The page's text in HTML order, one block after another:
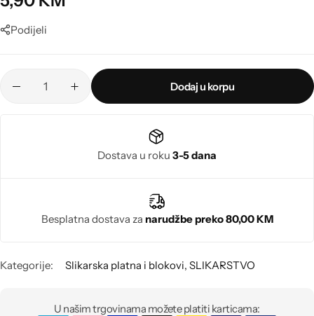
Podijeli
Dodaj u korpu
Dostava u roku 3-5 dana
Besplatna dostava za narudžbe preko 80,00 KM
Kategorije: Slikarska platna i blokovi, SLIKARSTVO
U našim trgovinama možete platiti karticama:
Poludragi kamen
Kristali